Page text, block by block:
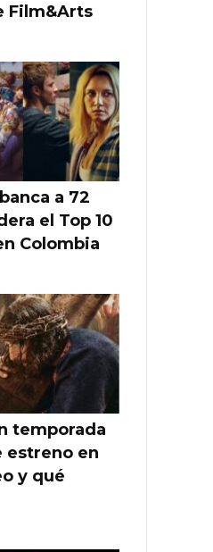
Film&Arts
a 72
el Top 10
Colombia
temporada
estreno en
y qué